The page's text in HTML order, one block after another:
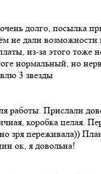
долго, посылка
не дали возможности
из-за этого тоже
нормальный, но
3 звезды
работы. Прислали
коробка целая.
зря переживала))
ок, я довольна!